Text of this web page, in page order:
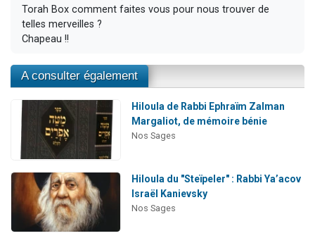
Torah Box comment faites vous pour nous trouver de
telles merveilles ?
Chapeau !!
A consulter également
Hiloula de Rabbi Ephraïm Zalman
Margaliot, de mémoire bénie
Nos Sages
Hiloula du "Steïpeler" : Rabbi Ya’acov
Israël Kanievsky
Nos Sages